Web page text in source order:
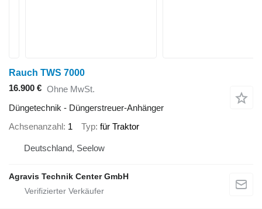
Rauch TWS 7000
16.900 € Ohne MwSt.
Düngetechnik - Düngerstreuer-Anhänger
Achsenanzahl 1 Typ für Traktor
Deutschland, Seelow
Agravis Technik Center GmbH